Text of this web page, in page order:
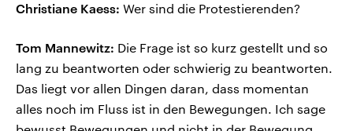
Christiane Kaess: Wer sind die Protestierenden?
Tom Mannewitz: Die Frage ist so kurz gestellt und so
lang zu beantworten oder schwierig zu beantworten.
Das liegt vor allen Dingen daran, dass momentan
alles noch im Fluss ist in den Bewegungen. Ich sage